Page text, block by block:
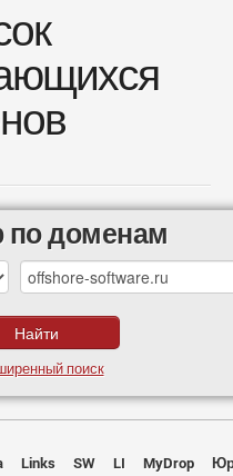
по доменам
поиск
Links SW LI MyDrop